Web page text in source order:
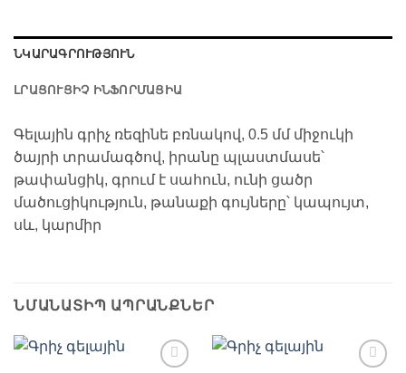
ՆԿԱՐԱԳՐՈՒԹՅՈՒՆ
ԼՐԱՑՈՒՑԻՉ ԻՆՖՈՐՄԱՑԻԱ
Գելային գրիչ ռեզինե բռնակով, 0.5 մմ միջուկի
ծայրի տրամագծով, իրանը պլաստմասե՝
թափանցիկ, գրում է սահուն, ունի ցածր
մածուցիկություն, թանաքի գույները՝ կապույտ,
սև, կարմիր
ՆՄԱՆԱՏԻՊ ԱՊՐԱՆՔՆԵՐ